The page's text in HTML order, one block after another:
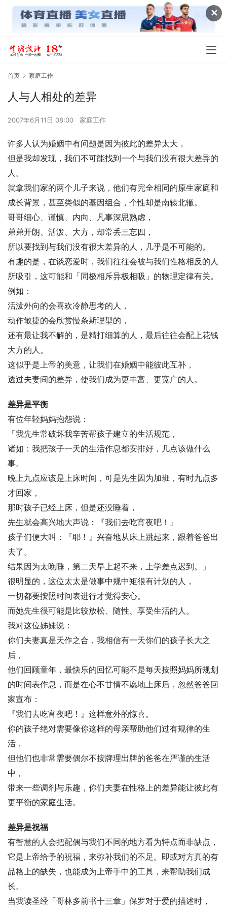
✕
首页 家庭工作
人与人相处的差异
2007年6月11日 08:00 家庭工作
许多人认为婚姻中有问题是因为彼此的差异太大，
但是我却发现，我们不可能找到一个与我们没有很大差异的
人。
就拿我们家的两个儿子来说，他们有完全相同的原生家庭和
成长背景，甚至类似的基因组合，个性却是南辕北辙。
哥哥细心、谨慎、内向、凡事深思熟虑，
弟弟开朗、活泼、大方，却常丢三忘四，
所以要找到与我们没有很大差异的人，几乎是不可能的。
有趣的是，在谈恋爱时，我们往往会被与我们性格相反的人
所吸引，这可能和「同极相斥异极相吸」的物理定律有关。
例如：
活泼外向的会喜欢冷静思考的人，
动作敏捷的会欣赏慢条斯理型的，
还有最让我不解的，是精打细算的人，最后往往会配上花钱
大方的人。
这似乎是上帝的美意，让我们在婚姻中能彼此互补，
透过夫妻间的差异，使我们成为更丰富、更宽广的人。
差异是平衡
有位年轻妈妈抱怨说：
「我先生常破坏我辛苦帮孩子建立的生活规范，
诸如：我把孩子一天的生活作息都安排好，几点该做什么
事。
晚上九点应该是上床时间，可是先生因为加班，有时九点多
才回家，
那时孩子已经上床，但是还没睡着，
先生就会高兴地大声说：『我们去吃宵夜吧！』
孩子们便大叫：『耶！』兴奋地从床上跳起来，跟着爸爸出
去了。
结果因为太晚睡，第二天早上起不来，上学差点迟到。」
很明显的，这位太太是做事中规中矩很有计划的人，
一切都要按照时间表进行才觉得安心。
而她先生很可能是比较放松、随性、享受生活的人。
我对这位姊妹说：
你们夫妻真是天作之合，我相信有一天你们的孩子长大之
后，
他们回顾童年，最快乐的回忆可能不是每天按照妈妈所规划
的时间表作息，而是在心不甘情不愿地上床后，忽然爸爸回
家宣布：
『我们去吃宵夜吧！』这样意外的惊喜。
你的孩子绝对需要像你这样的母亲帮助他们过有规律的生
活，
但他们也非常需要偶尔不按牌理出牌的爸爸在严谨的生活
中，
带来一些调剂与乐趣， 你们夫妻在性格上的差异能让彼此有
更平衡的家庭生活。
差异是祝福
有智慧的人会把配偶与我们不同的地方看为特点而非缺点，
它是上帝给予的祝福，来弥补我们的不足。即或对方真的有
品格上的缺失， 也能成为上帝手中的工具，来帮助我们成
长。
当我读圣经「哥林多前书十三章」保罗对于爱的描述时，